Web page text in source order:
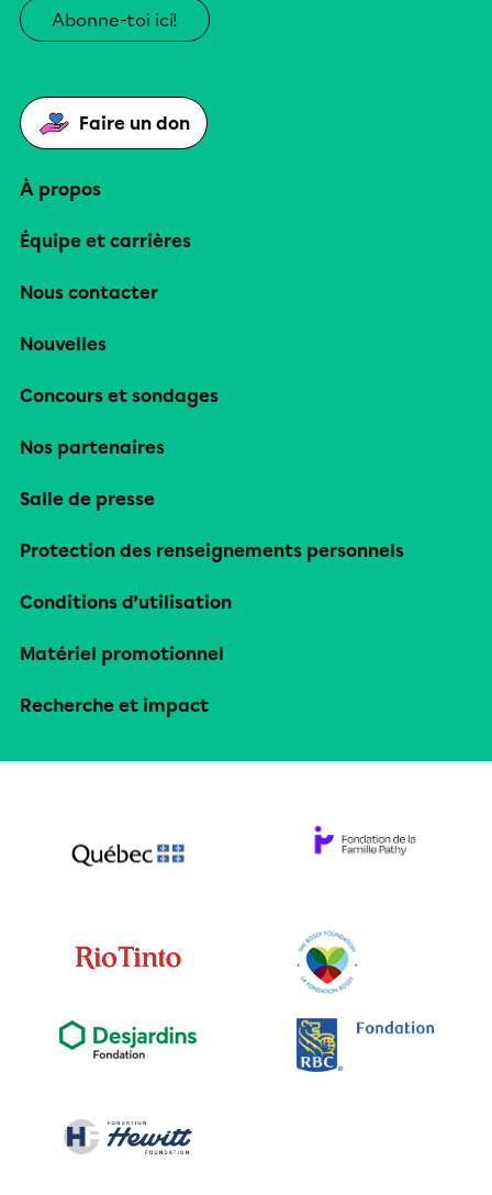
Abonne-toi ici!
Faire un don
À propos
Équipe et carrières
Nous contacter
Nouvelles
Concours et sondages
Nos partenaires
Salle de presse
Protection des renseignements personnels
Conditions d’utilisation
Matériel promotionnel
Recherche et impact